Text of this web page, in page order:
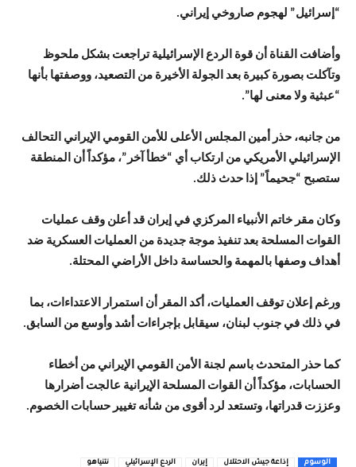
“إسرائيل” لهجوم صاروخي إيراني.
وأضافت القناة أن قوة الردع الإسرائيلية تراجعت بشكل ملحوظ
وتآكلت بصورة كبيرة بعد الجولة الأخيرة من التصعيد، ووصفتها بأنها
“عبثية ولا معنى لها”.
من جانبه، حذر أمين المجلس الأعلى للأمن القومي الإيراني التحالف
الإسرائيلي الأمريكي من ارتكاب أي “خطأ آخر”، مؤكداً أن المنطقة
ستصبح “جحيماً” إذا حدث ذلك.
وكان مقر خاتم الأنبياء المركزي في إيران قد أعلن وقف عمليات
القوات المسلحة بعد تنفيذ موجة جديدة من العمليات العسكرية ضد
أهداف وصفها بالمهمة والحساسة داخل الأراضي المحتلة.
ورغم إعلان توقف العمليات، أكد المقر أن استمرار الاعتداءات، بما
في ذلك في جنوب لبنان، سيقابل بإجراءات أشد وأوسع من السابق.
كما حذر المتحدث باسم لجنة الأمن القومي الإيراني من أخطاء
الحسابات، مؤكداً أن القوات المسلحة الإيرانية عالجت أضرارها
وعززت قدراتها، وتستعد لرد أقوى من شأنه تغيير حسابات الخصوم.
الوسوم إذاعة جيش الاحتلال إيران الردع الإسرائيلي نتنياهو